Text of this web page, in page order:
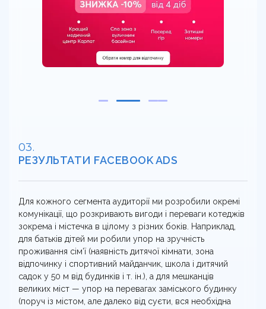
РЕЗУЛЬТАТИ FACEBOOK ADS
Для кожного сегмента аудиторії ми розробили окремі
комунікації, що розкривають вигоди і переваги котеджів
зокрема і містечка в цілому з різних боків. Наприклад,
для батьків дітей ми робили упор на зручність
проживання сім’ї (наявність дитячої кімнати, зона
відпочинку і спортивний майданчик, школа і дитячий
садок у 50 м від будинків і т. ін.), а для мешканців
великих міст — упор на перевагах заміського будинку
(поруч із містом, але далеко від суєти, вся необхідна